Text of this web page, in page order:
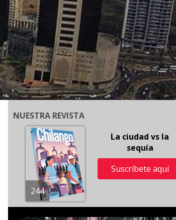
NUESTRA REVISTA
244
La ciudad vs la
sequía
Suscríbete aquí